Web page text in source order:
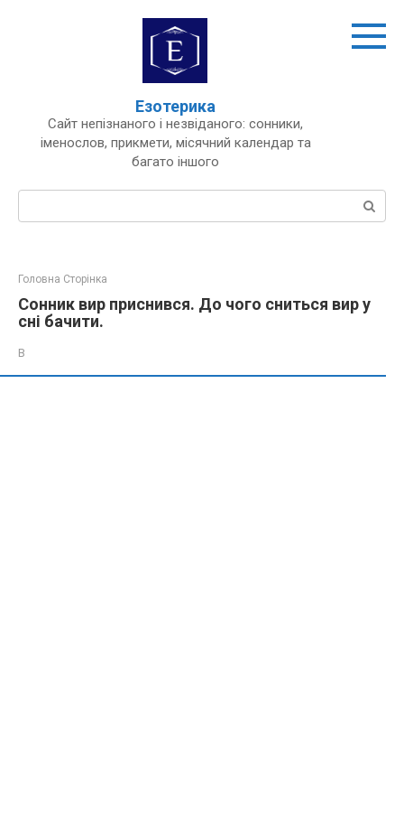
Езотерика
Сайт непізнаного і незвіданого: сонники,
іменослов, прикмети, місячний календар та
багато іншого
Пошук:
Головна Сторінка
Сонник вир приснився. До чого сниться вир у
сні бачити.
В